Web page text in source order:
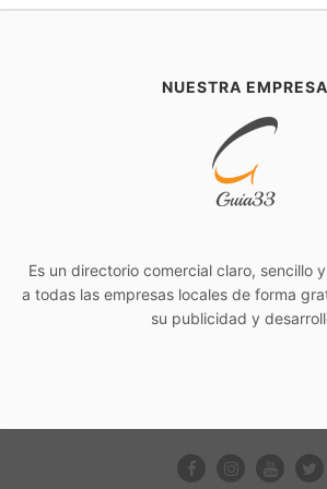
NUESTRA EMPRESA
Es un directorio comercial claro, sencillo
a todas las empresas locales de forma
su publicidad y